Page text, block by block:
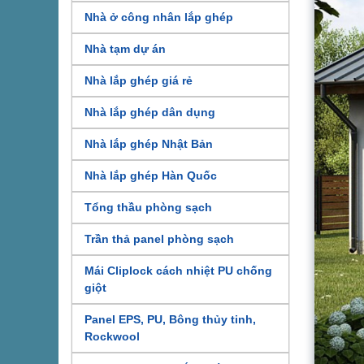
Nhà ở công nhân lắp ghép
Nhà tạm dự án
Nhà lắp ghép giá rẻ
Nhà lắp ghép dân dụng
Nhà lắp ghép Nhật Bản
Nhà lắp ghép Hàn Quốc
Tổng thầu phòng sạch
Trần thả panel phòng sạch
Mái Cliplock cách nhiệt PU chống
giột
Panel EPS, PU, Bông thủy tinh,
Rockwool